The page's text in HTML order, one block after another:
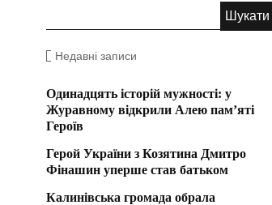
Недавні записи
Одинадцять історій мужності: у
Журавному відкрили Алею пам’яті
Героїв
Герой України з Козятина Дмитро
Фінашин уперше став батьком
Калинівська громада обрала